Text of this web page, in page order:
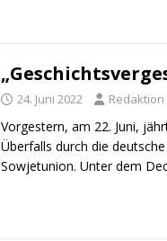
24. Juni 2022 Redaktion
Vorgestern, am 22. Juni,
Überfalls durch die
Sowjetunion. Unter dem